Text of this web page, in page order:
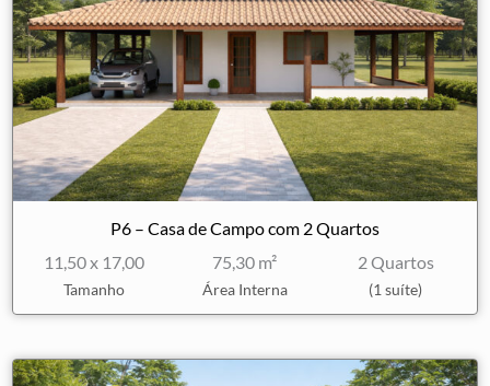
P6 – Casa de Campo com 2 Quartos
11,50 x 17,00
Tamanho
75,30 m²
Área Interna
2 Quartos
(1 suíte)